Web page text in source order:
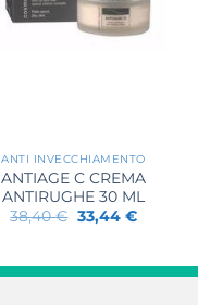
ANTI INVECCHIAMENTO
ANTIAGE C CREMA
ANTIRUGHE 30 ML
38,40€ Il
prezzo
38,40 €.
33,44 €Il
33,44 €.